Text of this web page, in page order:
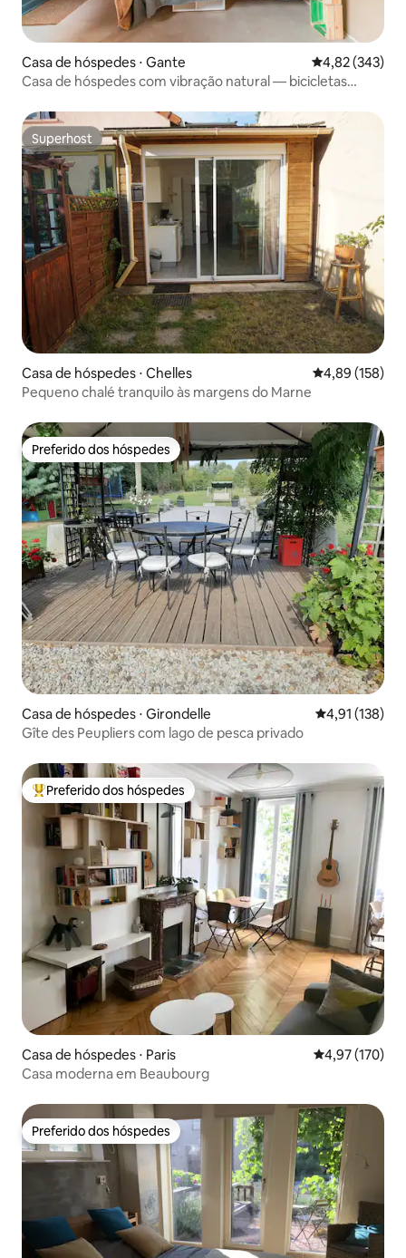
Casa de hóspedes ⋅ Gante 4,82 de uma
4,82 (343)
Casa de hóspedes com vibração natural — bicicletas
Superhost
Superhost
Casa de hóspedes ⋅ Chelles 4,89 de uma
4,89 (158)
Pequeno chalé tranquilo às margens do Marne
Preferido dos hóspedes
Preferido dos hóspedes
Casa de hóspedes ⋅ Girondelle 4,91 de uma
4,91 (138)
Gîte des Peupliers com lago de pesca privado
Entre os melhores preferidos dos hóspedes
Preferido dos hóspedes
Casa de hóspedes ⋅ Paris 4,97 de uma
4,97 (170)
Casa moderna em Beaubourg
Preferido dos hóspedes
Preferido dos hóspedes